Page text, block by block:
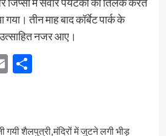
तीन माह बाद कॉर्बेट पार्क के
नजर आए।
EmailShare
गयी शैलपुत्री,मंदिरों में जुटने लगी भीड़